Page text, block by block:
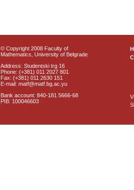
© Copyright 2008 Faculty of
Mathematics, University of Belgrade
Address: Studentski trg 16
Phone: (+381) 011 2027 801
Fax: (+381) 011 2630 151
E-mail: matf@matf.bg.ac.yu
Bank account: 840-181 5666-68
PIB: 100046603